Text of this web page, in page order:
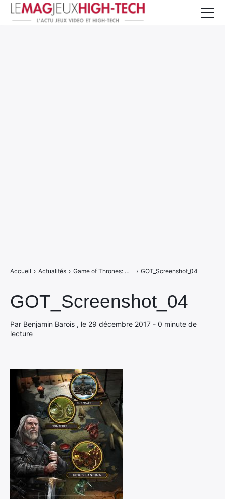
GOT_Screenshot_04
Par Benjamin Barois , le 29 décembre 2017 - 0 minute de
lecture
Accueil › Actualités › Game of Thrones: Conquest : les events de l'hiver sont là › GOT_Screenshot_04